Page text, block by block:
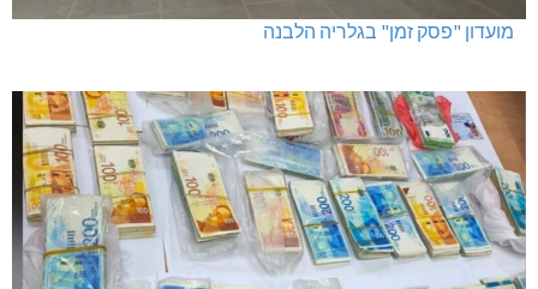
מועדון "פסק זמן" בגלריה הלבנה